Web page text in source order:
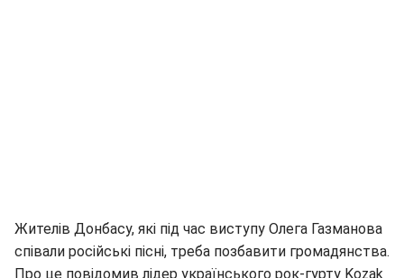
Жителів Донбасу, які під час виступу Олега Газманова
співали російські пісні, треба позбавити громадянства.
Про це повідомив лідер українського рок-гурту Kozak